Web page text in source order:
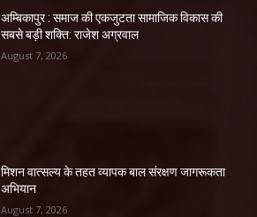
अम्बिकापुर : समाज की एकजुटता सामाजिक विकास की
सबसे बड़ी शक्ति: राजेश अग्रवाल
August 7, 2026
मिशन वात्सल्य के तहत व्यापक बाल संरक्षण जागरूकता
अभियान
August 7, 2026